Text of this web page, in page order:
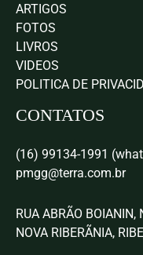
ARTIGOS
FOTOS
LIVROS
VIDEOS
POLITICA DE
CONTATOS
(16) 99134-1991
pmgg@terra.com.br
RUA ABRÃO BOIANIN,
NOVA RIBERÃNIA,